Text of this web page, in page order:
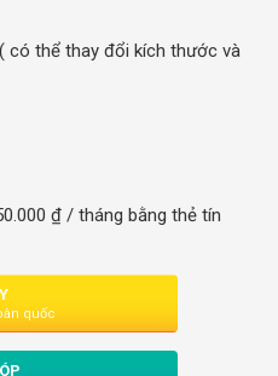
có thể thay đổi kích thước và
₫ / tháng bằng thẻ tín
quốc